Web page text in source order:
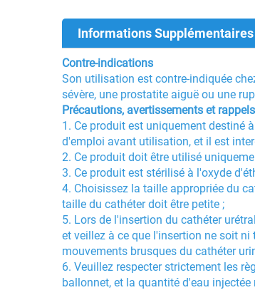
Informations Supplémentaires
Contre-indications
Son utilisation est contre-indiquée
sévère, une prostatite aiguë ou une
Précautions, avertissements et rappels
1. Ce produit est uniquement destiné
d'emploi avant utilisation, et il est
2. Ce produit doit être utilisé
3. Ce produit est stérilisé à l'oxyde
4. Choisissez la taille appropriée du
taille du cathéter doit être petite ;
5. Lors de l'insertion du cathéter
et veillez à ce que l'insertion ne soit
mouvements brusques du cathéter
6. Veuillez respecter strictement les
ballonnet, et la quantité d'eau